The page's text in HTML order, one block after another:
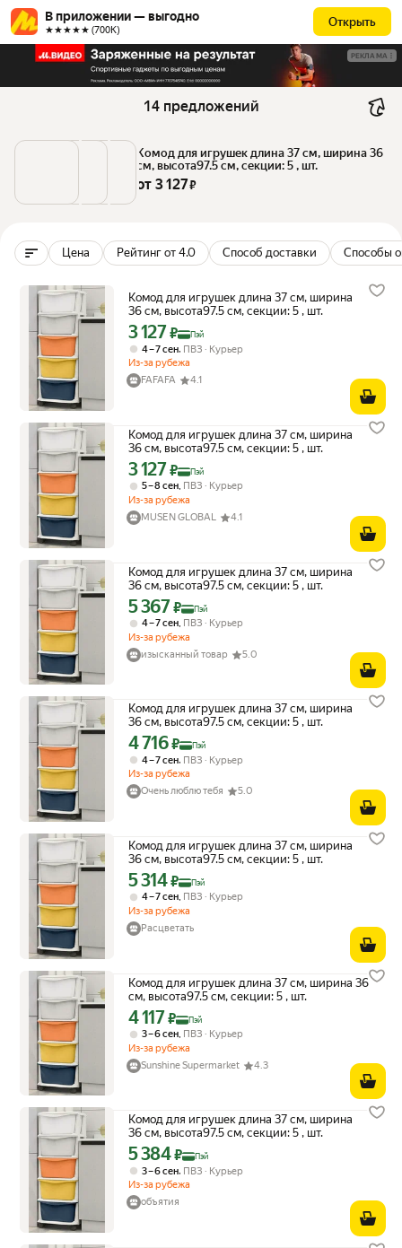
В приложении — выгодно
★★★★★ (700К)
Открыть
РЕКЛАМА
14 предложений
Комод для игрушек длина 37 см, ширина 36
см, высота97.5 см, секции: 5 , шт.
от 3 127 ₽
Цена Рейтинг от 4.0 Способ доставки Способы
Комод для игрушек длина 37 см, ширина
36 см, высота97.5 см, секции: 5 , шт.
Цена с картой Яндекс Пэй 3127 ₽ вместо
3 127₽ Пэй
4 – 7 сен, ПВЗ
Курьер
Из-за рубежа
FAFAFA
4.1
Комод для игрушек длина 37 см, ширина
36 см, высота97.5 см, секции: 5 , шт.
Цена с картой Яндекс Пэй 3127 ₽ вместо
3 127₽ Пэй
5 – 8 сен, ПВЗ
Курьер
Из-за рубежа
MUSEN GLOBAL
4.1
Комод для игрушек длина 37 см, ширина
36 см, высота97.5 см, секции: 5 , шт.
Цена с картой Яндекс Пэй 5367 ₽ вместо
5 367₽ Пэй
4 – 7 сен ПВЗ
Курьер
Из-за рубежа
изысканный товар
5.0
Комод для игрушек длина 37 см, ширина
36 см, высота97.5 см, секции: 5 , шт.
Цена с картой Яндекс Пэй 4716 ₽ вместо
4 716₽ Пэй
4 – 7 сен, ПВЗ
Курьер
Из-за рубежа
Очень люблю тебя
5.0
Комод для игрушек длина 37 см, ширина
36 см, высота97.5 см, секции: 5 , шт.
Цена с картой Яндекс Пэй 5314 ₽ вместо
5 314₽ Пэй
4 – 7 сен, ПВЗ
Курьер
Из-за рубежа
Расцветать
Комод для игрушек длина 37 см, ширина 36
см, высота97.5 см, секции: 5 , шт.
Цена с картой Яндекс Пэй 4117 ₽ вместо
4 117₽ Пэй
3 – 6 сен ПВЗ
Курьер
Из-за рубежа
Sunshine Supermarket
4.3
Комод для игрушек длина 37 см, ширина
36 см, высота97.5 см, секции: 5 , шт.
Цена с картой Яндекс Пэй 5384 ₽ вместо
5 384₽ Пэй
3 – 6 сен, ПВЗ
Курьер
Из-за рубежа
объятия